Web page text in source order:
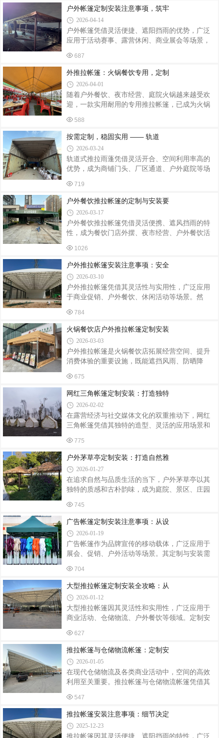
确保在恶劣天气下稳定；篷布需选用防水、
效拓宽营业面积，提升食客用餐体验。餐饮门店
使用推拉帐篷，首先能够拓展户外经营区域。很
多室内店面空间有限，用餐高峰期座位紧张，加
装推拉帐篷后可打造露天就餐区，轻松增加多张
餐桌，承接更多客流，直接提升门店营业额。不
管是街边小吃店、烧烤大排档、奶茶冷饮店，还
阳防雨效果突出，保障全天候经营。日常晴
户外帐篷定制安装注意事项，筑牢
2026-04-14
户外帐篷凭借灵活便捷、遮阳挡雨的优势，广泛
应用于活动赛事、露营休闲、商业展会等场景，
直接关系到使用安全、使用寿命及使用体验，若
安装不规范，易出现坍塌、漏雨、松动等隐患。
结合户外实操经验，梳理户外帐篷定制安装核心
注意事项，为相关从业者及使用者提供参考。安
装前准备，做好场地与产品核查。首先勘察安装
场地，清理杂物、尖锐石块等障碍物，确保场地
平整、坚实，避免地面凹凸不平导致帐篷受力不
一致，检查帐篷布料、支架、连接件等配件
687
外推拉帐篷：火锅餐饮专用，定制
2026-04-01
随着户外餐饮、夜市经营、庭院火锅越来越受欢
迎，一款实用耐用的专用推拉帐篷，已成为火锅
为火锅餐饮场景定制的户外推拉帐篷，兼具遮
阳、防雨、防风、灵活伸缩等特点，既能拓展用
餐区域，又能打造舒适的就餐氛围，深受餐饮经
营者青睐。火锅餐饮专用推拉帐篷，在设计上充
分贴合经营需求。整体采用加粗加厚钢结构框
架，稳固抗风、承重性强，即便遇到风雨天气也
能安心使用。篷布选用加厚防水防晒材质，耐脏
帐篷内部空间开阔，无多余立柱遮挡，方便摆放
588
按需定制，稳固实用 —— 轨道
2026-03-24
轨道式推拉雨蓬凭借灵活开合、空间利用率高的
优势，成为商铺门头、厂区通道、户外庭院等场
贴合使用场景与实际需求，兼顾结构稳固、尺寸
精准与安装规范，才能让雨蓬发挥长效使用价
值，适配多元户外场景的遮护需求。精准定制是
轨道式推拉雨蓬适配场景的关键。定制前需根据
使用区域的实际尺寸、使用需求确定雨蓬规格，
商铺门头需匹配门面宽度与挑出长度，厂区通道
则要兼顾车辆通行高度与宽度，户外庭院可根据
用环境，户外露天场景优先选用抗紫外线、耐
719
户外餐饮推拉帐篷的定制与安装要
2026-03-17
户外餐饮推拉帐篷凭借灵活便携、遮风挡雨的特
性，成为餐饮门店外摆、夜市经营、户外餐饮活
景的实用性、安全性与美观性，适配不同经营需
求与场地条件，打造合规又实用的户外餐饮空
间，以下为核心定制安装要点。定制设计以餐饮
场景适配为核心，兼顾功能性与个性化。尺寸定
制需结合外摆场地大小与经营需求，常规涵盖
33m、46m 等规格，也可按需定制异形尺寸，确保
空间利用率最大化；材质选择直接决定帐篷耐用
适配户外阴晴雨雪天气，支架选用加厚镀锌钢
1026
户外推拉帐篷安装注意事项：安全
2026-03-10
户外推拉帐篷凭借其灵活性与实用性，广泛应用
于商业促销、户外餐饮、休闲活动等场景。然
性、使用寿命及使用安全。以下从选址、组装、
固定、检查四个环节梳理关键注意事项。一、选
址：避开隐患，确保基础稳固安装前需对场地进
行全面评估。首先，避开低洼积水区、斜坡或松
软土地，防止雨水倒灌或地基下沉导致帐篷倾
斜。若必须在软土地面安装，需铺设厚度≥5cm的
木板或钢板作为承重基座，分散压力。其次，远
至少3米的安全距离。此外，避开火源、化学污
784
火锅餐饮店户外推拉帐篷定制安装
2026-03-03
户外推拉帐篷是火锅餐饮店拓展经营空间、提升
消费体验的重要设施，既能遮挡风雨、防晒降
餐饮的特殊需求，定制与安装需兼顾实用性、安
全性和适配性，重点把控以下关键环节，确保帐
篷耐用、合规且贴合经营需求。定制环节需精准
适配火锅餐饮场景，避免盲目跟风。首先要结合
门店户外场地尺寸，确定帐篷的宽度、长度和高
度，预留足够的用餐空间和通道，同时兼顾推拉
灵活性，确保不占用消防通道、不影响行人通
刮布，表面涂覆纳米氟碳树脂，具备防油污、防
水
675
网红三角帐篷定制安装：打造独特
2026-02-02
在露营经济与社交媒体文化的双重推动下，网红
三角帐篷凭借其独特的造型、灵活的应用场景和
打造差异化户外空间的热门选择。其安装过程融
合了结构力学与美学设计，需兼顾稳固性、功能
性与视觉效果。一、定制设计：从需求到方案的
精准转化网红三角帐篷的定制需以用户场景为核
心。例如，景区露营基地需考虑帐篷的抗风等级
（通常需达到8级以上）和防水性能（外帐防水指
数需≥3000MM），同时通过异形结构或灯光系统
计，采用双层结构配合可调节纱窗，兼顾防
775
户外茅草亭定制安装：打造自然雅
2026-01-27
在追求自然与品质生活的当下，户外茅草亭以其
独特的质感和古朴韵味，成为庭院、景区、庄园
成，每一个环节都蕴含着对自然美学的诠释与工
艺的考究。定制设计：融合环境与功能户外茅草
亭的定制需以场地特性为出发点。首先，要考量
安装位置的朝向、光照和周边景观。若位于庭院
中央，可设计为六角或八角亭，成为视觉焦点；
若依傍池塘或花园，则以四角亭搭配开放式结
构，让自然景色与亭内空间无缝衔接。其次，功
足够空间放置桌椅，并考虑遮阳与通风；若作为
745
广告帐篷定制安装注意事项：从设
2026-01-19
广告帐篷作为品牌宣传的移动载体，广泛应用于
展会、促销、户外活动等场景。其定制与安装需
能影响使用体验甚至引发安全隐患。以下从定制
设计、材料选择、安装规范三个维度梳理关键注
意事项，助您打造高效、耐用的品牌展示空间。
一、定制设计：精准匹配需求与场景尺寸与结构
适配根据使用场景确定帐篷尺寸，如展会活动建
议选择3m×3m或3m×6m标准规格，便于快速搭建
且符合场地规划；户外长期使用需考虑抗风性，
空间，避免遮挡视线或影响人员通行。品牌
704
大型推拉帐篷定制安装全攻略：从
2026-01-12
大型推拉帐篷因其灵活性和实用性，广泛应用于
商业活动、仓储物流、户外餐饮等领域。定制安
从设计、选材、安装、验收四个维度解析关键要
点。一、个性化设计：精准匹配场景需求定制前
需明确使用场景与功能需求。例如，餐饮大排档
需预留通风口与照明线路；物流仓库需设计防雨
檐与承重支架；体育场馆需考虑抗风等级与伸缩
轨道。成都鑫奇达建材有限公司通过3D建模技
术，可模拟不同天气条件下的帐篷状态，优化排
刀架数量，使帐篷抗风能力提升至12级，成功
627
推拉帐篷与仓储物流帐篷：定制安
2026-01-05
在现代仓储物流及各类商业活动中，空间的高效
利用至关重要。推拉帐篷与仓储物流帐篷凭借其
定制安装服务，则能进一步贴合实际需求，实现
空间利用的最大化。精准定制：贴合多元需求每
个企业的仓储物流场景和活动需求都各不相同，
因此帐篷的定制化设计显得尤为关键。对于仓储
547
推拉帐篷安装注意事项：细节决定
2025-12-23
推拉帐篷因其灵活便捷、遮阳挡雨的特性，广泛